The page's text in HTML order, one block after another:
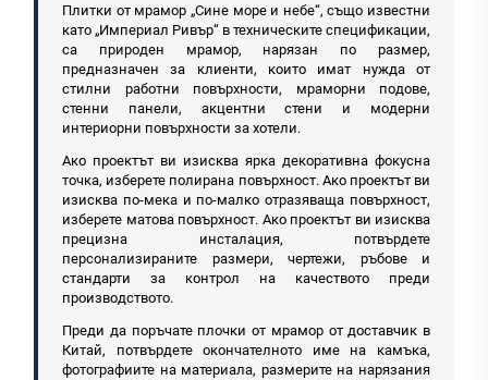
Плитки от мрамор „Сине море и небе“, също известни
като „Империал Ривър“ в техническите спецификации,
са природен мрамор, нарязан по размер,
предназначен за клиенти, които имат нужда от
стилни работни повърхности, мраморни подове,
стенни панели, акцентни стени и модерни
интериорни повърхности за хотели.
Ако проектът ви изисква ярка декоративна фокусна
точка, изберете полирана повърхност. Ако проектът ви
изисква по-мека и по-малко отразяваща повърхност,
изберете матова повърхност. Ако проектът ви изисква
прецизна инсталация, потвърдете
персонализираните размери, чертежи, ръбове и
стандарти за контрол на качеството преди
производството.
Преди да поръчате плочки от мрамор от доставчик в
Китай, потвърдете окончателното име на камъка,
фотографиите на материала, размерите на нарязания